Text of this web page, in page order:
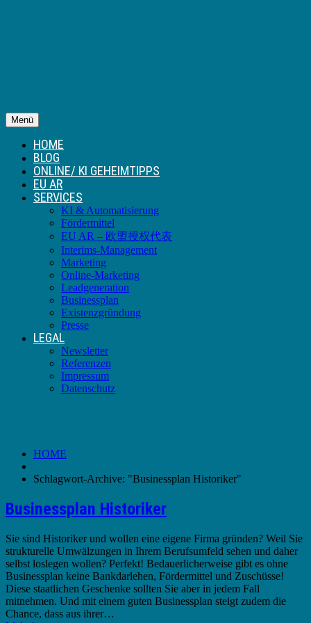
Menü
HOME
BLOG
ONLINE/ KI GEHEIMTIPPS
EU AR
SERVICES
KI & Automatisierung
Fördermittel
EU AR – 欧盟授权代表
Interims-Management
Marketing
Online-Marketing
Leadgeneration
Businessplan
Existenzgründung
Presse
LEGAL
Newsletter
Referenzen
Impressum
Datenschutz
HOME
Schlagwort-Archive: "Businessplan Historiker"
Businessplan Historiker
Sie sind Historiker und wollen eine eigene Firma gründen? Weil Sie
strukturelle Umwälzungen in Ihrem Berufsumfeld sehen und daher
selbst loslegen wollen? Perfekt! Bedauerlicherweise gibt es ohne
Businessplan keine Bankdarlehen, Fördermittel und Zuschüsse!
Diese staatlichen Geschenke sollten Sie aber in jedem Fall
mitnehmen. Und mit einem guten Businessplan steigt zudem die
Chance, dass aus ihrer…